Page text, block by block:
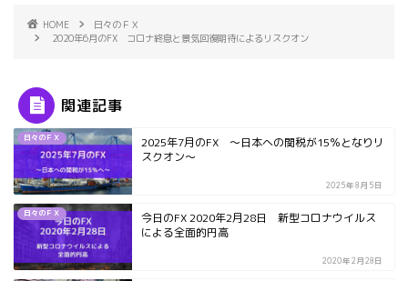
HOME
日々のＦＸ
2020年6月のFX コロナ終息と景気回復期待によるリスクオン
関連記事
日々のＦＸ
2025年7月のFX ～日本への関税が15％となりリ
スクオン～
2025年8月5日
日々のＦＸ
今日のFX 2020年2月28日 新型コロナウイルス
による全面的円高
2020年2月28日